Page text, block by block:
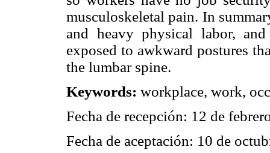
musculoskeletal pain. In
and heavy physical labor,
exposed to awkward postures
the lumbar spine.
Keywords: workplace, work,
Fecha de recepción: 12 de
Fecha de aceptación: 10 de